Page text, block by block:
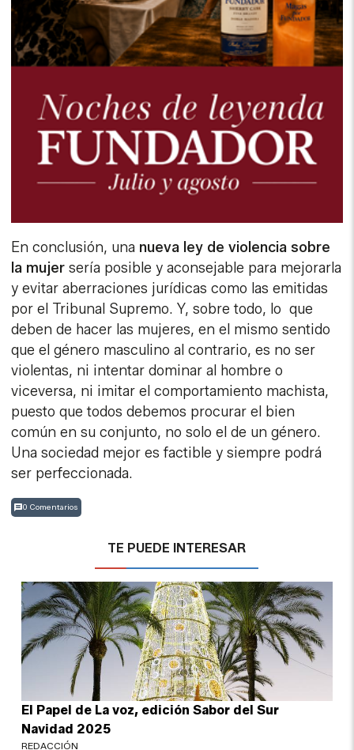
En conclusión, una nueva ley de violencia sobre
la mujer sería posible y aconsejable para mejorarla
y evitar aberraciones jurídicas como las emitidas
por el Tribunal Supremo. Y, sobre todo, lo que
deben de hacer las mujeres, en el mismo sentido
que el género masculino al contrario, es no ser
violentas, ni intentar dominar al hombre o
viceversa, ni imitar el comportamiento machista,
puesto que todos debemos procurar el bien
común en su conjunto, no solo el de un género.
Una sociedad mejor es factible y siempre podrá
ser perfeccionada.
0 Comentarios
TE PUEDE INTERESAR
El Papel de La voz, edición Sabor del Sur
Navidad 2025
REDACCIÓN